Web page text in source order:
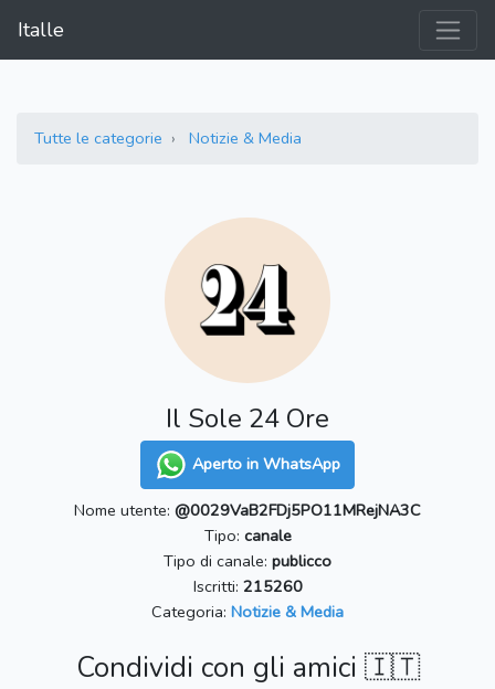
Italle
Tutte le categorie Notizie & Media
Il Sole 24 Ore
Aperto in WhatsApp
Nome utente: @0029VaB2FDj5PO11MRejNA3C
Tipo: canale
Tipo di canale: publicco
Iscritti: 215260
Categoria: Notizie & Media
Condividi con gli amici 🇮🇹